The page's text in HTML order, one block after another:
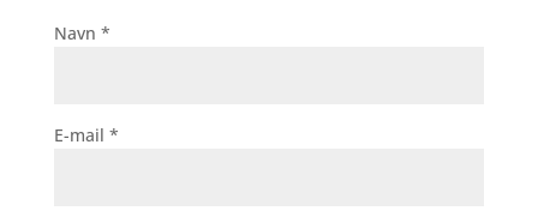
Navn *
E-mail *